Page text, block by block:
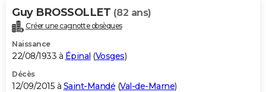
Guy BROSSOLLET (82 ans)
Créer une cagnotte obsèques
Naissance
22/08/1933 à Épinal (Vosges)
Décès
12/09/2015 à Saint-Mandé (Val-de-Marne)